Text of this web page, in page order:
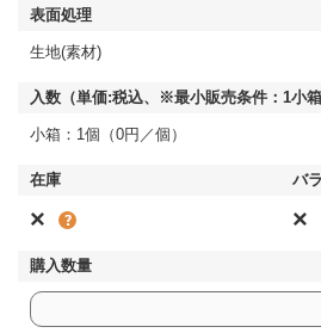
生地(素材)
小箱：1個（0円／個）
× ×